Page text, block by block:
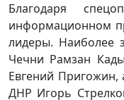
Благодаря
информационном
лидеры. Наиболее
Чечни Рамзан
Евгений
ДНР Игорь